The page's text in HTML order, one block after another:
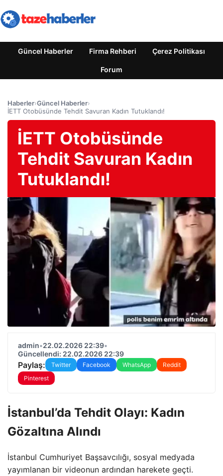
Güncel Haberler Firma Rehberi Çerez Politikası
Forum
Haberler›Güncel Haberler›
İETT Otobüsünde Tehdit Savuran Kadın Tutuklandı!
İETT Otobüsünde
Tehdit Savuran Kadın
Tutuklandı!
admin•22.02.2026 22:39•
Güncellendi: 22.02.2026 22:39
Paylaş: Twitter Facebook WhatsApp
Reddit
Pinterest
İstanbul’da Tehdit Olayı: Kadın
Gözaltına Alındı
İstanbul Cumhuriyet Başsavcılığı, sosyal medyada
yayımlanan bir videonun ardından harekete geçti.